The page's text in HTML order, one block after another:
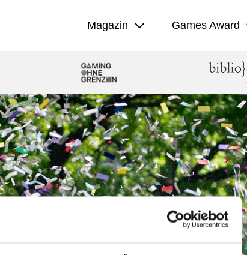
Magazin Games Award